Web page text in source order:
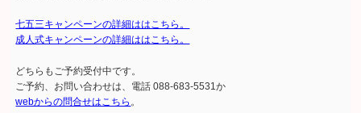
七五三キャンペーンの詳細ははこちら。
成人式キャンペーンの詳細ははこちら。
どちらもご予約受付中です。
ご予約、お問い合わせは、電話 088-683-5531か
webからの問合せはこちら 。